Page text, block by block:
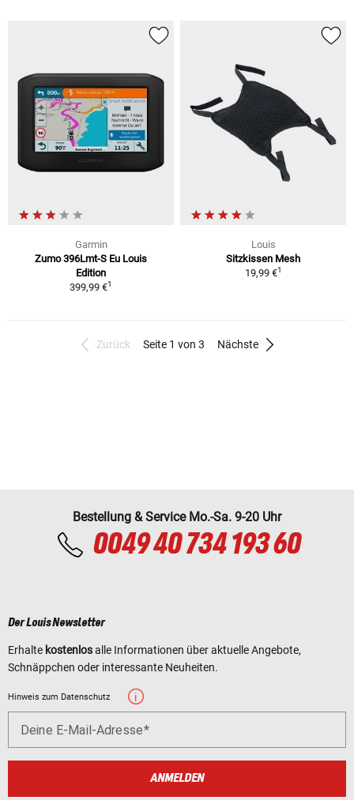
Garmin
Zumo 396Lmt-S Eu Louis
Edition
399,99 €1
Louis
Sitzkissen Mesh
19,99 €1
Zurück Seite 1 von 3 Nächste
Bestellung & Service Mo.-Sa. 9-20 Uhr
0049 40 734 193 60
Der Louis Newsletter
Erhalte kostenlosalle Informationen über aktuelle Angebote,
Schnäppchen oder interessante Neuheiten.
Hinweis zum Datenschutz
Deine E-Mail-Adresse
ANMELDEN